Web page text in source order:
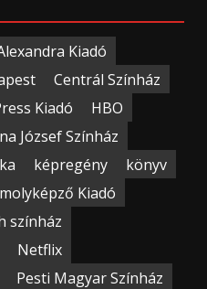
Kiadó
Centrál Színház
Kiadó
HBO
József Színház
képregény
könyv
Kiadó
színház
Netflix
Pesti Magyar Színház